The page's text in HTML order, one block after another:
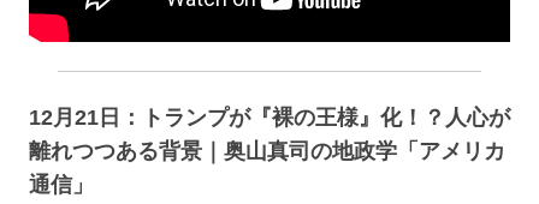
12月21日：トランプが『裸の王様』化！？人心が
離れつつある背景｜奥山真司の地政学「アメリカ
通信」